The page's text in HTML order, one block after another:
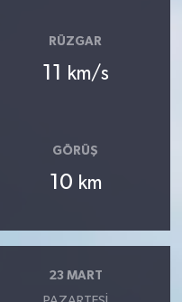
RÜZGAR
11 km/s
GÖRÜŞ
10 km
23 MART